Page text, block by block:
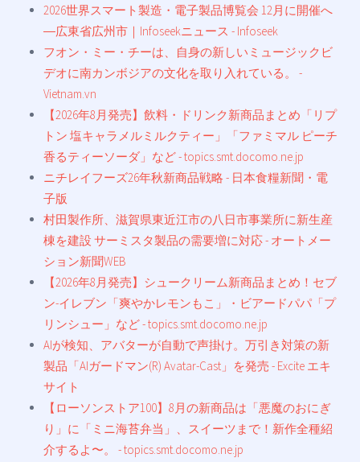
2026世界スマート製造・電子製品博覧会 12月に開催へ
―広東省広州市｜Infoseekニュース - Infoseek
フオン・ミー・チーは、自身の新しいミュージックビ
デオに南カンボジアの文化を取り入れている。 -
Vietnam.vn
【2026年8月発売】飲料・ドリンク新商品まとめ「リプ
トン 塩キャラメルミルクティー」「ファミマル ピーチ
香るティーソーダ」など - topics.smt.docomo.ne.jp
ニチレイフーズ26年秋新商品戦略 - 日本食糧新聞・電
子版
村田製作所、滋賀県東近江市の八日市事業所に新生産
棟を建設 サーミスタ製品の需要増に対応 - オートメー
ション新聞WEB
【2026年8月発売】シュークリーム新商品まとめ！セブ
ン-イレブン「爽やかレモンもこ」・ビアードパパ「プ
リンシュー」など - topics.smt.docomo.ne.jp
AIが検知、アバターが自動で声掛け。万引き対策の新
製品「AIガードマン(R) Avatar-Cast」を発売 - Excite エキ
サイト
【ローソンストア100】8月の新商品は「悪魔のおにぎ
り」に「ミニ海苔弁当」、スイーツまで！新作全種紹
介するよ〜。 - topics.smt.docomo.ne.jp